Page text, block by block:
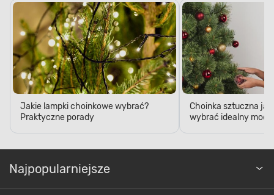
Jakie lampki choinkowe wybrać?
Praktyczne porady
Choinka sztuczna
wybrać idealny
Najpopularniejsze